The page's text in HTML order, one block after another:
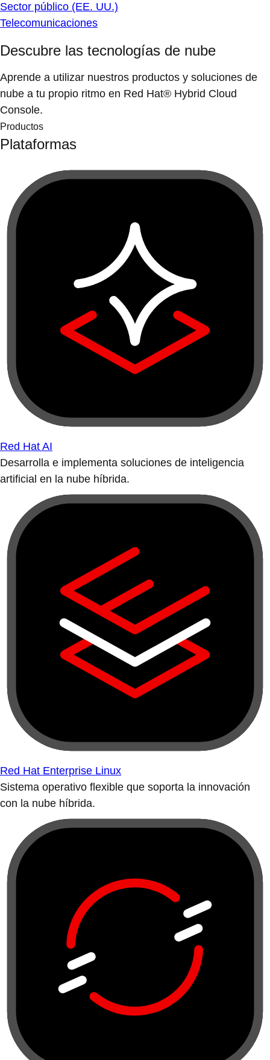
Sector público (EE. UU.)
Telecomunicaciones
Descubre las tecnologías de nube
Aprende a utilizar nuestros productos y soluciones de
nube a tu propio ritmo en Red Hat® Hybrid Cloud
Console.
Productos
Plataformas
Red Hat AI
Desarrolla e implementa soluciones de inteligencia
artificial en la nube híbrida.
Red Hat Enterprise Linux
Sistema operativo flexible que soporta la innovación
con la nube híbrida.